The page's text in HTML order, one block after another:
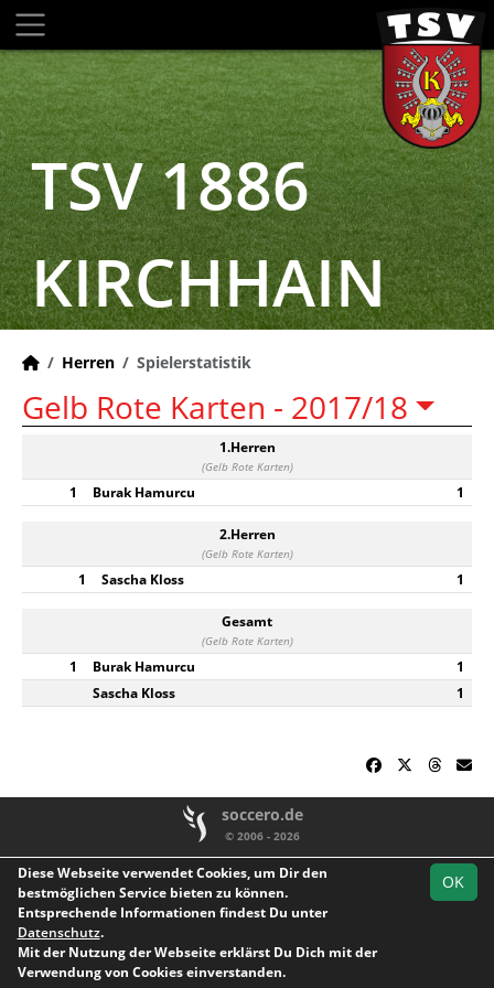
TSV 1886
KIRCHHAIN
Herren Spielerstatistik
Gelb Rote Karten - 2017/18
1.Herren
(Gelb Rote Karten)
1 Burak Hamurcu 1
2.Herren
(Gelb Rote Karten)
1 Sascha Kloss 1
Gesamt
(Gelb Rote Karten)
1 Burak Hamurcu
1
Sascha Kloss
1
soccero.de
© 2006 - 2026
Besucherstatistik Kontakt Impressum
Geburtstage
Datenschutz
Facebook
Instagram
OK
Diese Webseite verwendet Cookies, um Dir den
bestmöglichen Service bieten zu können.
Entsprechende Informationen findest Du unter
Datenschutz.
Mit der Nutzung der Webseite erklärst Du Dich mit der
Verwendung von Cookies einverstanden.